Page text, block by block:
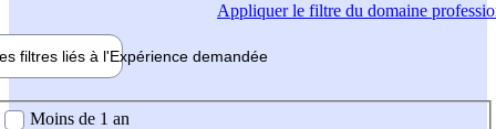
Appliquerle filtre du domaine
filtres liés à l'Expérience demandée
demandée
Moins de 1 an